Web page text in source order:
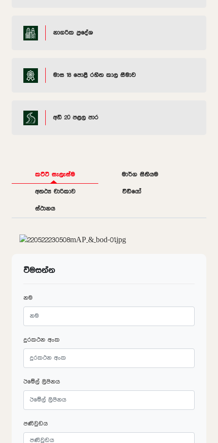
නාගරික ප්‍රදේශ
මාස 18 පොළී රහිත කාල සීමාව
අඩි 20 පළල පාර
කට්ටි සැලැස්ම මාර්ග සිතියම
අතථ්‍ය චාරිකාව වීඩියෝ
ස්ථානය
විමසන්න
නම
දුරකථන අංක
ඊමේල් ලිපිනය
පණිවුඩය